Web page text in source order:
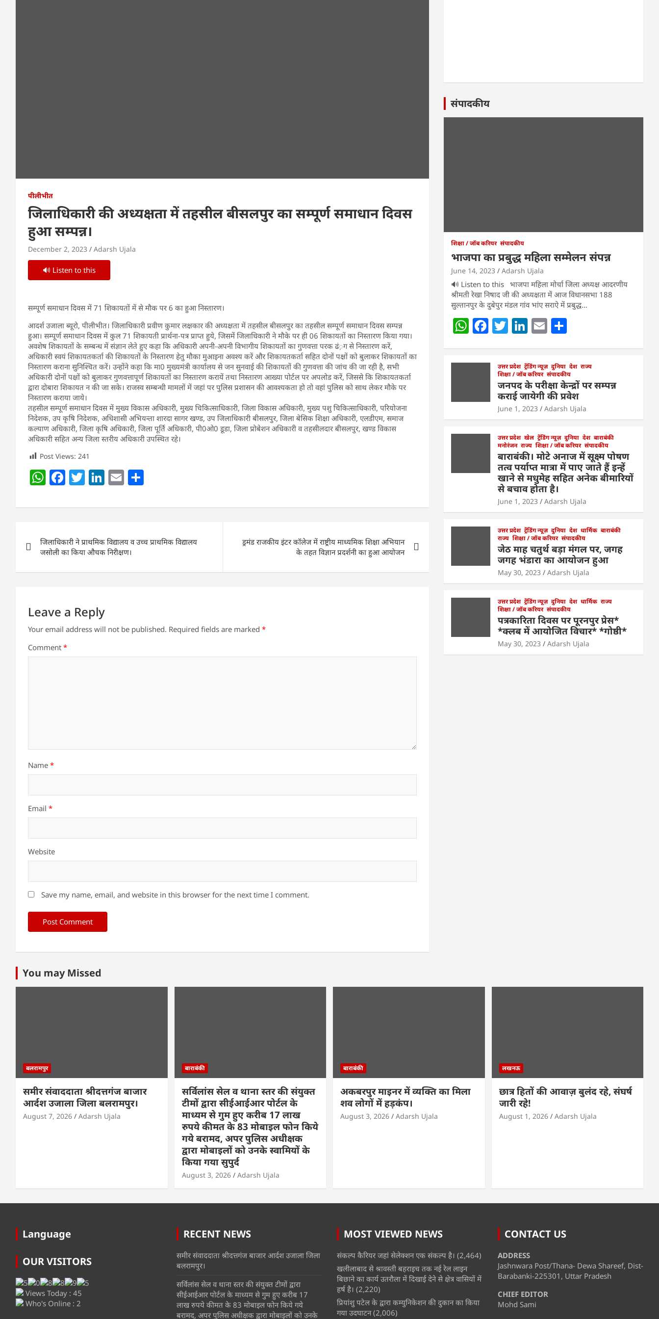
पीलीभीत
जिलाधिकारी की अध्यक्षता में तहसील बीसलपुर का सम्पूर्ण समाधान दिवस
हुआ सम्पन्न।
December 2, 2023 Adarsh Ujala
🔊 Listen to this
सम्पूर्ण समाधान दिवस में 71 शिकायतों में से मौक पर 6 का हुआ निस्तारण।
आदर्श उजाला ब्यूरो, पीलीभीत। जिलाधिकारी प्रवीण कुमार लक्षकार की अध्यक्षता में तहसील बीसलपुर का तहसील सम्पूर्ण समाधान दिवस सम्पन्न
हुआ। सम्पूर्ण समाधान दिवस में कुल 71 शिकायती प्रार्थना-पत्र प्राप्त हुये, जिसमें जिलाधिकारी ने मौके पर ही 06 शिकायतों का निस्तारण किया गया।
अवशेष शिकायतों के सम्बन्ध में संज्ञान लेते हुए कहा कि अधिकारी अपनी-अपनी विभागीय शिकायतों का गुणवत्ता परक ढं़ग से निस्तारण करें,
अधिकारी स्वयं शिकायतकर्ता की शिकायतों के निस्तारण हेतु मौका मुआइना अवश्य करें और शिकायतकर्ता सहित दोनों पक्षों को बुलाकर शिकायतों का
निस्तारण कराना सुनिश्चित करें। उन्होंने कहा कि मा0 मुख्यमंत्री कार्यालय से जन सुनवाई की शिकायतों की गुणवत्ता की जांच की जा रही है, सभी
अधिकारी दोनों पक्षों को बुलाकर गुणवत्तापूर्ण शिकायतों का निस्तारण करायें तथा निस्तारण आख्या पोर्टल पर अपलोड करें, जिससे कि शिकायतकर्ता
द्वारा दोबारा शिकायत न की जा सके। राजस्व सम्बन्धी मामलों में जहां पर पुलिस प्रशासन की आवश्यकता हो तो वहां पुलिस को साथ लेकर मौके पर
निस्तारण कराया जाये।
तहसील सम्पूर्ण समाधान दिवस में मुख्य विकास अधिकारी, मुख्य चिकित्साधिकारी, जिला विकास अधिकारी, मुख्य पशु चिकित्साधिकारी, परियोजना
निदेशक, उप कृषि निदेशक, अधिशासी अभियन्ता शारदा सागर खण्ड, उप जिलाधिकारी बीसलपुर, जिला बेसिक शिक्षा अधिकारी, एलडीएम, समाज
कल्याण अधिकारी, जिला कृषि अधिकारी, जिला पूर्ति अधिकारी, पी0ओ0 डूडा, जिला प्रोबेशन अधिकारी व तहसीलदार बीसलपुर, खण्ड विकास
अधिकारी सहित अन्य जिला स्तरीय अधिकारी उपस्थित रहे।
Post Views: 241
W
at
A
p
p
F
c
b
o
o
T
itt
Li
k
dI
n
E
ai ar
navigation
जिलाधिकारी ने प्राथमिक विद्यालय व उच्च प्राथमिक विद्यालय
जसोली का किया औचक निरीक्षण।
ड्रमंड राजकीय इंटर कॉलेज में राष्ट्रीय माध्यमिक शिक्षा अभियान
के तहत विज्ञान प्रदर्शनी का हुआ आयोजन
Leave a Reply
Your email address will not be published. Required fields are marked *
Comment *
Name *
Email *
Website
Save my name, email, and website in this browser for the next time I comment.
संपादकीय
शिक्षा / जॉब करियर संपादकीय
भाजपा का प्रबुद्ध महिला सम्मेलन संपन्न
June 14, 2023 Adarsh Ujala
🔊 Listen to this भाजपा महिला मोर्चा जिला अध्यक्ष आदरणीय
श्रीमती रेखा निषाद जी की अध्यक्षता में आज विधानसभा 188
सुल्तानपुर के दुबेपुर मंडल गांव भांए सराऐ में प्रबुद्ध…
W
at
p
p
F
c
b
o
o
k
T
er
Li
e
dI
n
E
l e
उत्तर प्रदेश ट्रेंडिंग न्यूज़ दुनिया देश राज्य
शिक्षा / जॉब करियर संपादकीय
जनपद के परीक्षा केन्द्रों पर सम्पन्न
कराई जायेगी की प्रवेश
June 1, 2023 Adarsh Ujala
उत्तर प्रदेश खेल ट्रेंडिंग न्यूज़ दुनिया देश बाराबंकी
मनोरंजन राज्य शिक्षा / जॉब करियर संपादकीय
बाराबंकी। मोटे अनाज में सूक्ष्म पोषण
तत्व पर्याप्त मात्रा में पाए जाते हैं इन्हें
खाने से मधुमेह सहित अनेक बीमारियों
से बचाव होता है।
June 1, 2023 Adarsh Ujala
उत्तर प्रदेश ट्रेंडिंग न्यूज़ दुनिया देश धार्मिक बाराबंकी
राज्य शिक्षा / जॉब करियर संपादकीय
जेठ माह चतुर्थ बड़ा मंगल पर, जगह
जगह भंडारा का आयोजन हुआ
May 30, 2023 Adarsh Ujala
उत्तर प्रदेश ट्रेंडिंग न्यूज़ दुनिया देश धार्मिक राज्य
शिक्षा / जॉब करियर संपादकीय
पत्रकारिता दिवस पर पूरनपुर प्रेस*
*क्लब में आयोजित विचार* *गोष्ठी*
May 30, 2023 Adarsh Ujala
You may Missed
बलरामपुर
समीर संवाददाता श्रीदत्तगंज बाजार
आर्दश उजाला जिला बलरामपुर।
August 7, 2026 Adarsh Ujala
बाराबंकी
सर्विलांस सेल व थाना स्तर की संयुक्त
टीमों द्वारा सीईआईआर पोर्टल के
माध्यम से गुम हुए करीब 17 लाख
रुपये कीमत के 83 मोबाइल फोन किये
गये बरामद, अपर पुलिस अधीक्षक
द्वारा मोबाइलों को उनके स्वामियों के
किया गया सुपुर्द
August 3, 2026 Adarsh Ujala
बाराबंकी
अकबरपुर माइनर में व्यक्ति का मिला
शव लोगों में हड़कंप।
August 3, 2026 Adarsh Ujala
लखनऊ
छात्र हितों की आवाज़ बुलंद रहे, संघर्ष
जारी रहे!
August 1, 2026 Adarsh Ujala
Language
OUR VISITORS
Views Today : 45
Who's Online : 2
RECENT NEWS
समीर संवाददाता श्रीदत्तगंज बाजार आर्दश उजाला जिला
बलरामपुर।
सर्विलांस सेल व थाना स्तर की संयुक्त टीमों द्वारा
सीईआईआर पोर्टल के माध्यम से गुम हुए करीब 17
लाख रुपये कीमत के 83 मोबाइल फोन किये गये
बरामद, अपर पुलिस अधीक्षक द्वारा मोबाइलों को उनके
MOST VIEWED NEWS
संकल्प कैरियर जहां सेलेक्शन एक संकल्प है। (2,464)
खलीलाबाद से श्रावस्ती बहराइच तक नई रेल लाइन
बिछाने का कार्य उतरौला में दिखाई देने से क्षेत्र वासियों में
हर्ष है। (2,220)
प्रियांशु पटेल के द्वारा कम्युनिकेशन की दुकान का किया
गया उदघाटन (2,006)
CONTACT US
ADDRESS
Jashnwara Post/Thana- Dewa Shareef, Dist-
Barabanki-225301, Uttar Pradesh
CHIEF EDITOR
Mohd Sami